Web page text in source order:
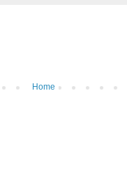
Home